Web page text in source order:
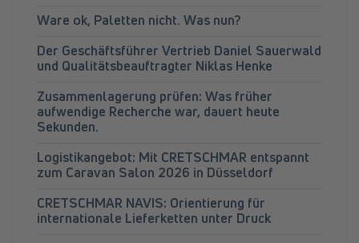
Ware ok, Paletten nicht. Was nun?
Der Geschäftsführer Vertrieb Daniel Sauerwald
und Qualitätsbeauftragter Niklas Henke
Zusammenlagerung prüfen: Was früher
aufwendige Recherche war, dauert heute
Sekunden.
Logistikangebot: Mit CRETSCHMAR entspannt
zum Caravan Salon 2026 in Düsseldorf
CRETSCHMAR NAVIS: Orientierung für
internationale Lieferketten unter Druck